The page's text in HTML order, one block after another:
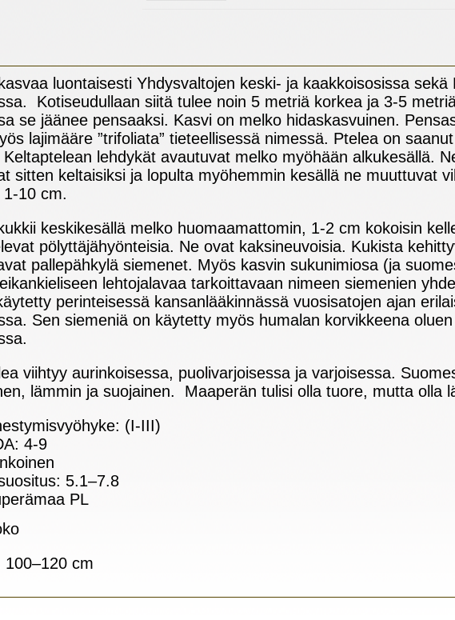
luontaisesti Yhdysvaltojen keski- ja kaakkoisosissa sekä
Kotiseudullaan siitä tulee noin 5 metriä korkea ja 3-5
se jäänee pensaaksi. Kasvi on melko hidaskasvuinen.
lajimääre ”trifoliata” tieteellisessä nimessä. Ptelea on
Keltaptelean lehdykät avautuvat melko myöhään alkukesällä.
sitten keltaisiksi ja lopulta myöhemmin kesällä ne muuttuvat
1-10 cm.
keskikesällä melko huomaamattomin, 1-2 cm kokoisin
pölyttäjähyönteisia. Ne ovat kaksineuvoisia. Kukista
pallepähkylä siemenet. Myös kasvin sukunimiosa (ja
lehtojalavaa tarkoittavaan nimeen siemenien
perinteisessä kansanlääkinnässä vuosisatojen ajan
Sen siemeniä on käytetty myös humalan korvikkeena
viihtyy aurinkoisessa, puolivarjoisessa ja varjoisessa.
lämmin ja suojainen. Maaperän tulisi olla tuore, mutta olla
(I-III)
4-9
5.1–7.8
PL
100–120 cm